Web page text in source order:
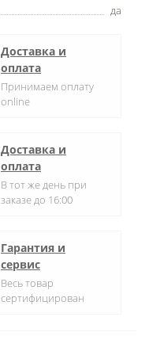
да
Доставка и
оплата
Принимаем оплату
online
Доставка и
оплата
В тот же день при
заказе до 16:00
Гарантия и
сервис
Весь товар
сертифицирован